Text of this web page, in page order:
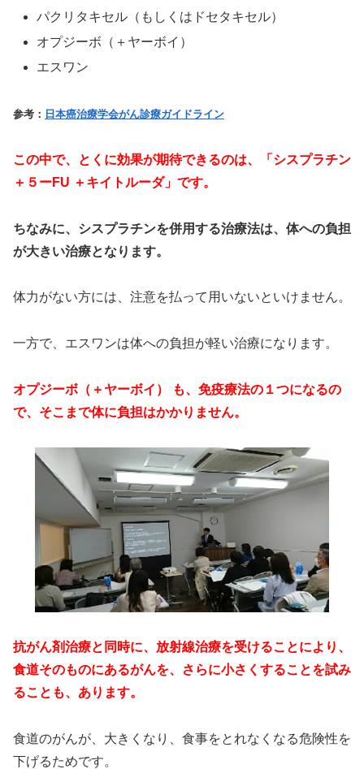
パクリタキセル（もしくはドセタキセル）
オプジーボ（＋ヤーボイ）
エスワン
参考： 日本癌治療学会がん診療ガイドライン
この中で、とくに効果が期待できるのは、「シスプラチン
＋５ーFU ＋キイトルーダ」 です。
ちなみに、シスプラチンを併用する治療法は、体への負担
が大きい治療となります。
体力がない方には、注意を払って用いないといけません。
一方で、エスワンは体への負担が軽い治療になります。
オプジーボ（＋ヤーボイ） も、免疫療法の１つになるの
で、そこまで体に負担はかかりません。
抗がん剤治療と同時に、放射線治療を受けることにより、
食道そのものにあるがんを、さらに小さくすることを試み
ることも、あります。
食道のがんが、大きくなり、食事をとれなくなる危険性を
下げるためです。